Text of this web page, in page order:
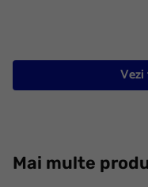
Mai multe